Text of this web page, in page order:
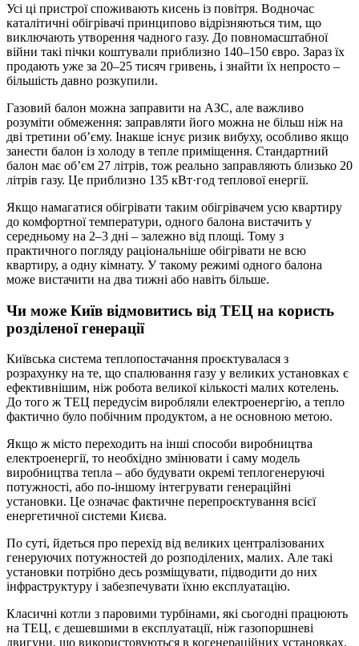
Усі ці пристрої споживають кисень із повітря. Водночас
каталітичні обігрівачі принципово відрізняються тим, що
виключають утворення чадного газу. До повномасштабної
війни такі пічки коштували приблизно 140–150 євро. Зараз їх
продають уже за 20–25 тисяч гривень, і знайти їх непросто –
більшість давно розкупили.
Газовий балон можна заправити на АЗС, але важливо
розуміти обмеження: заправляти його можна не більш ніж на
дві третини об’єму. Інакше існує ризик вибуху, особливо якщо
занести балон із холоду в тепле приміщення. Стандартний
балон має об’єм 27 літрів, тож реально заправляють близько 20
літрів газу. Це приблизно 135 кВт·год теплової енергії.
Якщо намагатися обігрівати таким обігрівачем усю квартиру
до комфортної температури, одного балона вистачить у
середньому на 2–3 дні – залежно від площі. Тому з
практичного погляду раціональніше обігрівати не всю
квартиру, а одну кімнату. У такому режимі одного балона
може вистачити на два тижні або навіть більше.
Чи може Київ відмовитись від ТЕЦ на користь
розділеної генерації
Київська система теплопостачання проєктувалася з
розрахунку на те, що спалювання газу у великих установках є
ефективнішим, ніж робота великої кількості малих котелень.
До того ж ТЕЦ передусім виробляли електроенергію, а тепло
фактично було побічним продуктом, а не основною метою.
Якщо ж місто переходить на інші способи виробництва
електроенергії, то необхідно змінювати і саму модель
виробництва тепла – або будувати окремі теплогенеруючі
потужності, або по-іншому інтегрувати генераційні
установки. Це означає фактичне перепроєктування всієї
енергетичної системи Києва.
По суті, йдеться про перехід від великих централізованих
генеруючих потужностей до розподілених, малих. Але такі
установки потрібно десь розміщувати, підводити до них
інфраструктуру і забезпечувати їхню експлуатацію.
Класичні котли з паровими турбінами, які сьогодні працюють
на ТЕЦ, є дешевшими в експлуатації, ніж газопоршневі
двигуни, що використовуються в когенераційних установках.